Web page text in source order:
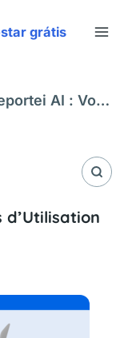
grátis
AI : Voici
d’Utilisation